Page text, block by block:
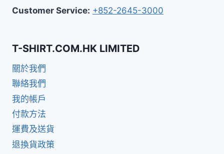
Customer Service: +852-2645-3000
T-SHIRT.COM.HK LIMITED
關於我們
聯絡我們
我的帳戶
付款方法
運費及送貨
退換貨政策